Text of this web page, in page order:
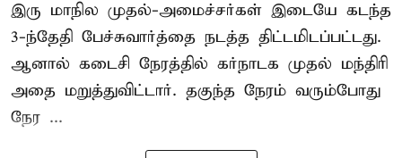
இரு மாநில முதல்-அமைச்சர்கள் இடையே கடந்த
3-ந்தேதி பேச்சுவார்த்தை நடத்த திட்டமிடப்பட்டது.
ஆனால் கடைசி நேரத்தில் கர்நாடக முதல் மந்திரி
அதை மறுத்துவிட்டார். தகுந்த நேரம் வரும்போது
நேர ...